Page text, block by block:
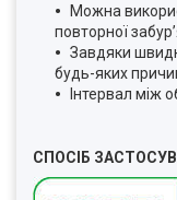
Можна
повторної
Завдяки
будь-яких
Інтервал між
СПОСІБ